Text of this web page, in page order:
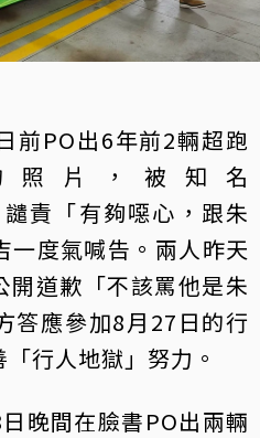
前PO出6年前2輛超跑
照片，被知名
責「有夠噁心，跟朱
一度氣喊告。兩人昨天
道歉「不該罵他是朱
答應參加8月27日的行
行人地獄」努力。
晚間在臉書PO出兩輛